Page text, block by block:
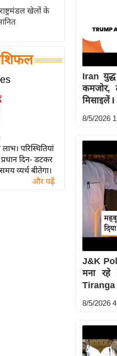
खेलों के
परिस्थितियां
दिन- डटकर
व्यर्थ बीतेगा।
और पढ़ें
Iran
कमजोर,
मिसाइलें
8/5/2026
J&K
मना रहे
Tiranga
8/5/2026